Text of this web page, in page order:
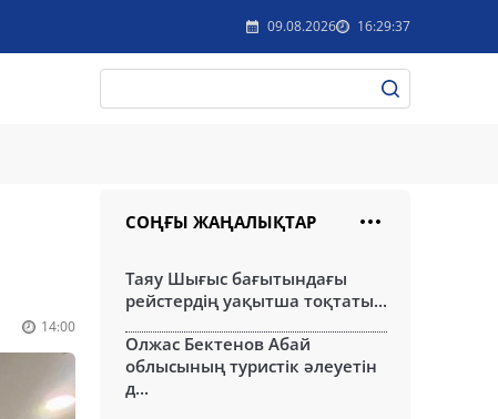
09.08.2026 16:29:37
14:00
СОҢҒЫ ЖАҢАЛЫҚТАР
Таяу Шығыс бағытындағы
рейстердің уақытша тоқтаты...
Олжас Бектенов Абай
облысының туристік әлеуетін
д...